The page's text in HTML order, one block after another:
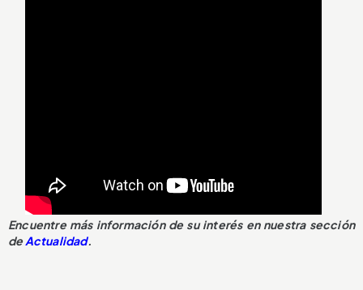
Encuentre más información de su interés en nuestra sección
deActualidad.